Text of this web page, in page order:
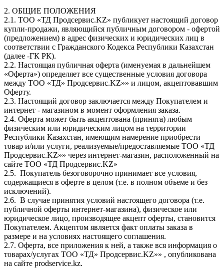
2. ОБЩИЕ ПОЛОЖЕНИЯ
2.1. ТОО «ТД Продсервис.KZ» публикует настоящий договор
купли-продажи, являющийся публичным договором - офертой
(предложением) в адрес физических и юридических лиц в
соответствии с Гражданского Кодекса Республики Казахстан
(далее -ГК РК).
2.2. Настоящая публичная оферта (именуемая в дальнейшем
«Оферта») определяет все существенные условия договора
между ТОО «ТД» Продсервис.KZ»» и лицом, акцептовавшим
Оферту.
2.3. Настоящий договор заключается между Покупателем и
интернет - магазином в момент оформления заказа.
2.4. Оферта может быть акцептована (принята) любым
физическим или юридическим лицом на территории
Республики Казахстан, имеющим намерение приобрести
товар и/или услуги, реализуемые/предоставляемые ТОО «ТД
Продсервис.KZ»» через интернет-магазин, расположенный на
сайте ТОО «ТД Продсервис.KZ»
2.5. Покупатель безоговорочно принимает все условия,
содержащиеся в оферте в целом (т.е. в полном объеме и без
исключений).
2.6. В случае принятия условий настоящего договора (т.е.
публичной оферты интернет-магазина), физическое или
юридическое лицо, производящее акцепт оферты, становится
Покупателем. Акцептом является факт оплаты заказа в
размере и на условиях настоящего соглашения.
2.7. Оферта, все приложения к ней, а также вся информация о
товарах/услугах ТОО «ТД» Продсервис.KZ»» , опубликована
на сайте prodservice.kz.